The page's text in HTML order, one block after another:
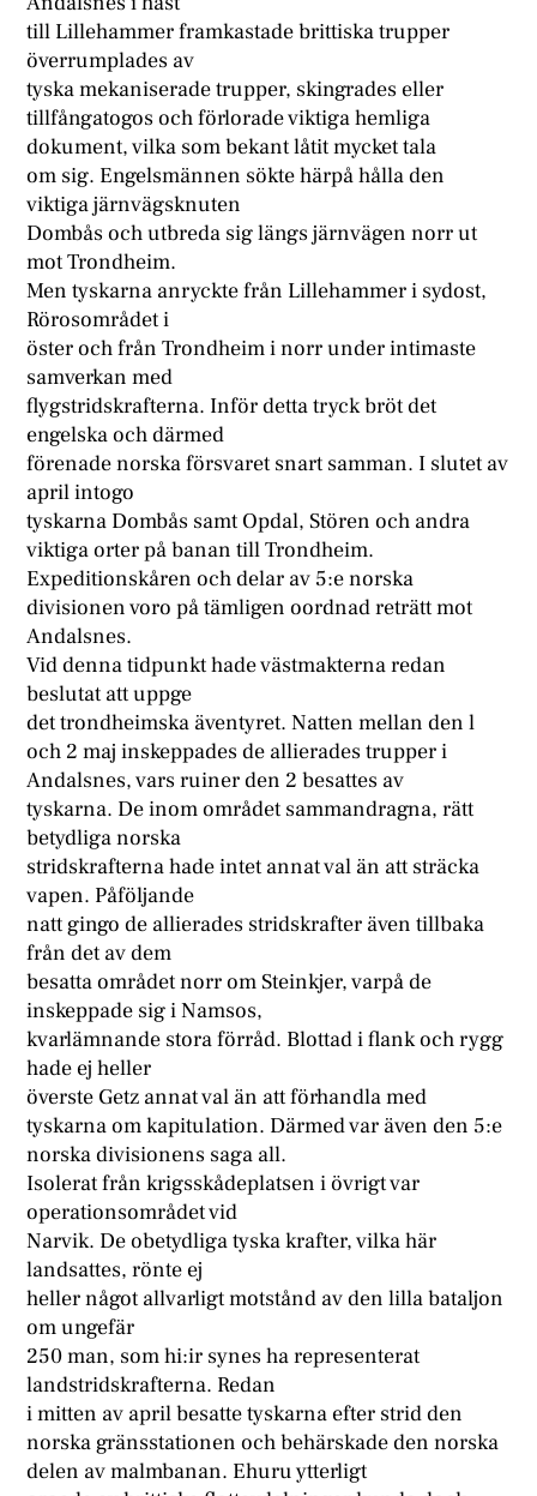
till Lillehammer framkastade brittiska trupper
överrumplades av
tyska mekaniserade trupper, skingrades eller
tillfångatogos och förlorade viktiga hemliga
dokument, vilka som bekant låtit mycket tala
om sig. Engelsmännen sökte härpå hålla den
viktiga järnvägsknuten
Dombås och utbreda sig längs järnvägen norr ut
mot Trondheim.
Men tyskarna anryckte från Lillehammer i sydost,
Rörosområdet i
öster och från Trondheim i norr under intimaste
samverkan med
flygstridskrafterna. Inför detta tryck bröt det
engelska och därmed
förenade norska försvaret snart samman. I slutet av
april intogo
tyskarna Dombås samt Opdal, Stören och andra
viktiga orter på banan till Trondheim.
Expeditionskåren och delar av 5:e norska
divisionen voro på tämligen oordnad reträtt mot
Andalsnes.
Vid denna tidpunkt hade västmakterna redan
beslutat att uppge
det trondheimska äventyret. Natten mellan den l
och 2 maj inskeppades de allierades trupper i
Andalsnes, vars ruiner den 2 besattes av
tyskarna. De inom området sammandragna, rätt
betydliga norska
stridskrafterna hade intet annat val än att sträcka
vapen. Påföljande
natt gingo de allierades stridskrafter även tillbaka
från det av dem
besatta området norr om Steinkjer, varpå de
inskeppade sig i Namsos,
kvarlämnande stora förråd. Blottad i flank och rygg
hade ej heller
överste Getz annat val än att förhandla med
tyskarna om kapitulation. Därmed var även den 5:e
norska divisionens saga all.
Isolerat från krigsskådeplatsen i övrigt var
operationsområdet vid
Narvik. De obetydliga tyska krafter, vilka här
landsattes, rönte ej
heller något allvarligt motstånd av den lilla bataljon
om ungefär
250 man, som hi:ir synes ha representerat
landstridskrafterna. Redan
i mitten av april besatte tyskarna efter strid den
norska gränsstationen och behärskade den norska
delen av malmbanan. Ehuru ytterligt